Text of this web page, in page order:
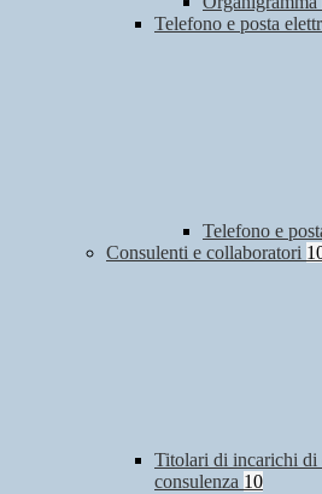
Telefono e posta
Telefono e
Consulenti e collaboratori
Titolari di incarichi di
consulenza 10